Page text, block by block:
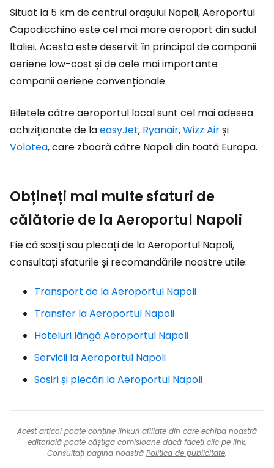
Situat la 5 km de centrul orașului Napoli, Aeroportul
Capodicchino este cel mai mare aeroport din sudul
Italiei. Acesta este deservit în principal de companii
aeriene low-cost și de cele mai importante
companii aeriene convenționale.
Biletele către aeroportul local sunt cel mai adesea
achiziționate de laeasyJet, Ryanair,Wizz Airși
Volotea, care zboară către Napoli din toată Europa.
Obțineți mai multe sfaturi de
călătorie de la Aeroportul Napoli
Fie că sosiți sau plecați de la Aeroportul Napoli,
consultați sfaturile și recomandările noastre utile:
Transport de la Aeroportul Napoli
Transfer la Aeroportul Napoli
Hoteluri lângă Aeroportul Napoli
Servicii la Aeroportul Napoli
Sosiri și plecări la Aeroportul Napoli
Acest articol poate conține linkuri afiliate din care echipa noastră
editorială poate câștiga comisioane dacă faceți clic pe link.
Consultați pagina noastră Politica de publicitate.